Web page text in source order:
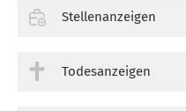
Stellenanzeigen
Todesanzeigen